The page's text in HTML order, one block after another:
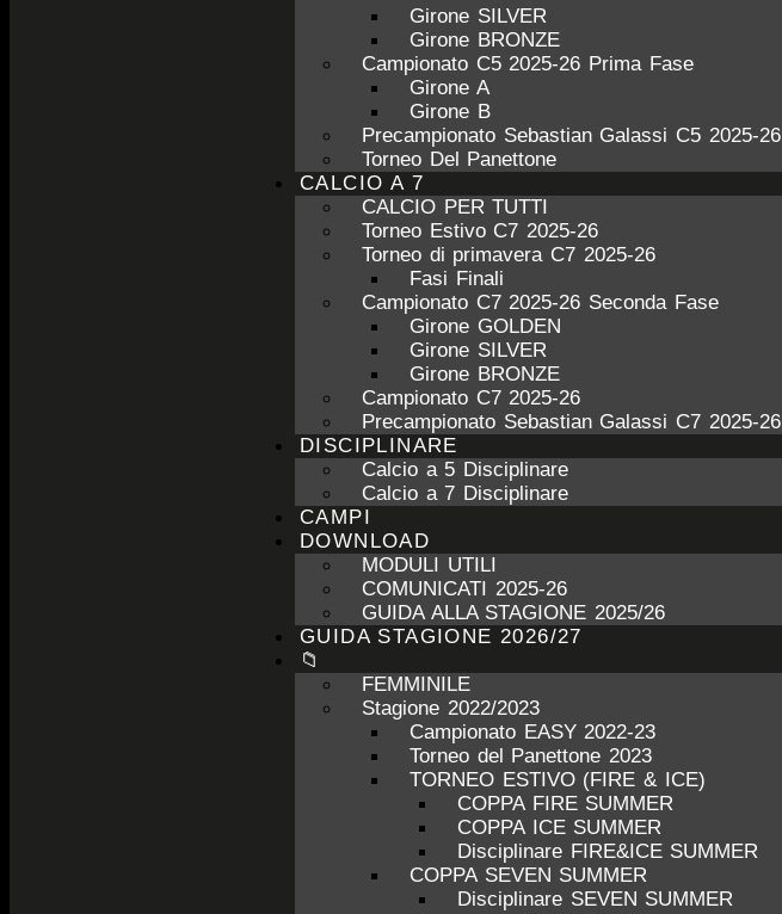
Girone SILVER
Girone BRONZE
Campionato C5 2025-26 Prima Fase
Girone A
Girone B
Precampionato Sebastian Galassi C5 2025-26
Torneo Del Panettone
CALCIO A 7
CALCIO PER TUTTI
Torneo Estivo C7 2025-26
Torneo di primavera C7 2025-26
Fasi Finali
Campionato C7 2025-26 Seconda Fase
Girone GOLDEN
Girone SILVER
Girone BRONZE
Campionato C7 2025-26
Precampionato Sebastian Galassi C7 2025-26
DISCIPLINARE
Calcio a 5 Disciplinare
Calcio a 7 Disciplinare
CAMPI
DOWNLOAD
MODULI UTILI
COMUNICATI 2025-26
GUIDA ALLA STAGIONE 2025/26
GUIDA STAGIONE 2026/27
📁
FEMMINILE
Stagione 2022/2023
Campionato EASY 2022-23
Torneo del Panettone 2023
TORNEO ESTIVO (FIRE & ICE)
COPPA FIRE SUMMER
COPPA ICE SUMMER
Disciplinare FIRE&ICE SUMMER
COPPA SEVEN SUMMER
Disciplinare SEVEN SUMMER